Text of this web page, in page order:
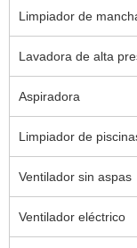
Limpiador de
Lavadora de alta
Aspiradora
Limpiador de
Ventilador sin aspas
Ventilador eléctrico